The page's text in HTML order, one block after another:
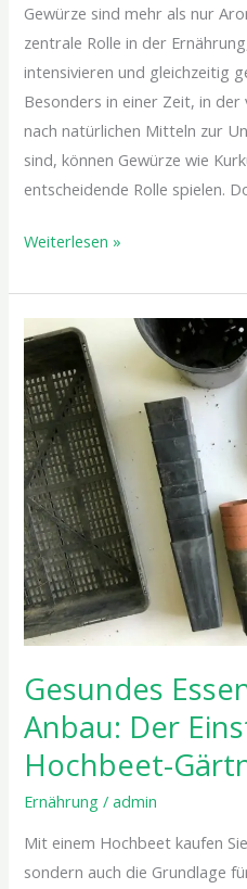
Gewürze sind mehr als nur
zentrale Rolle in der
intensivieren und gleichzeitig
Besonders in einer Zeit, in der
nach natürlichen Mitteln zur
sind, können Gewürze wie
entscheidende Rolle spielen.
Weiterlesen »
Gesundes
Anbau: Der
Hochbeet-
Ernährung /admin
Mit einem Hochbeet kaufen
sondern auch die Grundlage
Gesundes
aus
eigenem
Anbau:
Der
Einstieg
ins
Hochbeet-
Gärtnern